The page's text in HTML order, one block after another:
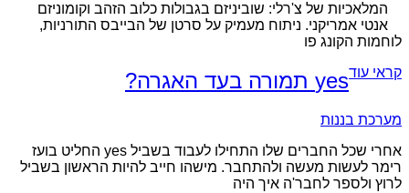
המלאכיות של צ'רלי: שוביניזם בגבולות כלוב הזהב וקומוניזם
אנטי אמריקני. ניתוח מעמיק על סרטן של הבייבס התורניות,
לוחמות הקונג פו
קראי עודyes תמורה בעד האגרה?
מערכת בננות
אחרי שכל החברים שלו התחילו לעבוד בשביל yes החליט בועז
רימר לעשות מעשה ולהתחבר. מישהו חייב להיות הראשון בשביל
לרוץ ולספר לחבר'ה איך היה